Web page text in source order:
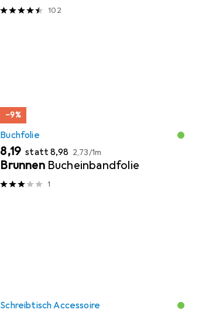
102
−9%
Buchfolie
EUR
8,19 stattEUR
8,98 EUR
2,73/1m
Brunnen Bucheinbandfolie
1
Schreibtisch Accessoire